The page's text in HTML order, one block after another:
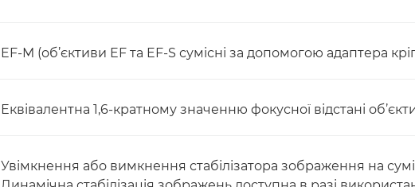
EF-M (об’єктиви EF та EF-S сумісні за допомогою адаптера
Еквівалентна 1,6-кратному значенню фокусної відстані
Увімкнення або вимкнення стабілізатора зображення на